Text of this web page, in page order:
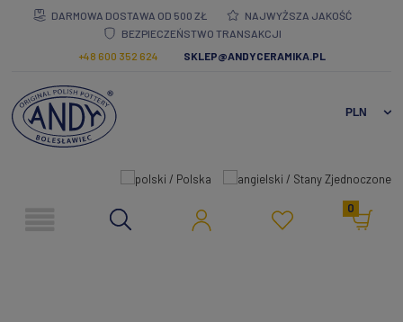
DARMOWA DOSTAWA OD 500 ZŁ
NAJWYŻSZA JAKOŚĆ
BEZPIECZEŃSTWO TRANSAKCJI
+48 600 352 624
SKLEP@ANDYCERAMIKA.PL
0